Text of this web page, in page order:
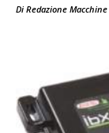
Di Redazione